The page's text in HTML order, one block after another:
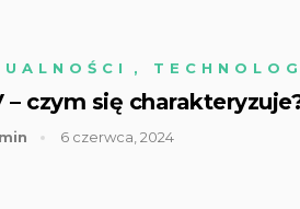
,
– czym się
6 czerwca, 2024